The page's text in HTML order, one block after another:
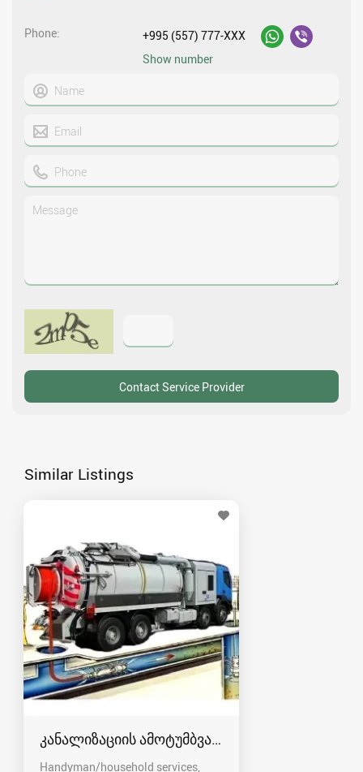
Phone
+995 (557) 777-XXX
Show number
Similar Listings
კანალიზაციის ამოტუმბვა, გაწმენდა
Handyman/household services,